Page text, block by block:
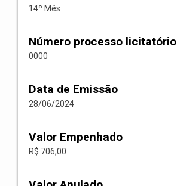
14º Mês
Número processo licitatório
0000
Data de Emissão
28/06/2024
Valor Empenhado
R$ 706,00